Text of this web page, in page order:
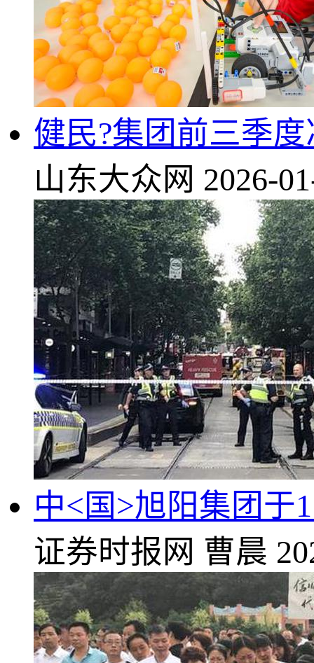
健民?集团前三季
山东大众网 2026-
中<国>旭阳集团于
证券时报网 曹晨